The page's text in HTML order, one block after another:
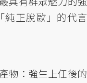
純正脫歐」的代言
物：強生上任後的